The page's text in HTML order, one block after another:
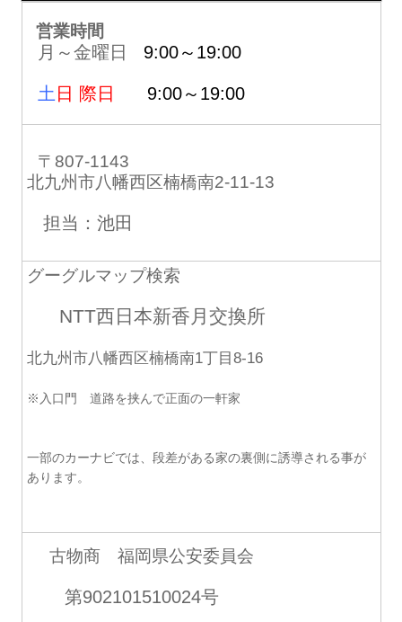
営業時間
月～金曜日 9:00～19:00
土 日 際日 9:00～19:00
〒807-1143
北九州市八幡西区楠橋南2-11-13
担当：池田
グーグルマップ検索
NTT西日本新香月交換所
北九州市八幡西区楠橋南1丁目8-16
※入口門 道路を挟んで正面の一軒家
一部のカーナビでは、段差がある家の裏側に誘導される事が
あります。
古物商 福岡県公安委員会
第902101510024号